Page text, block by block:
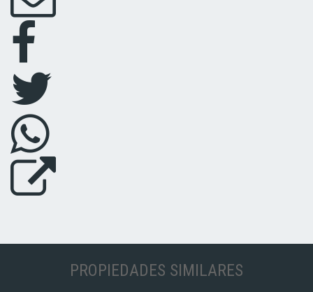
PROPIEDADES SIMILARES